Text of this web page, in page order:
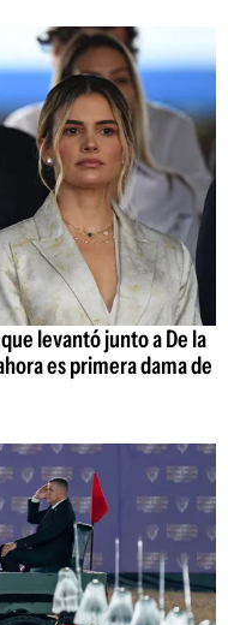
levantó junto a De la
es primera dama de